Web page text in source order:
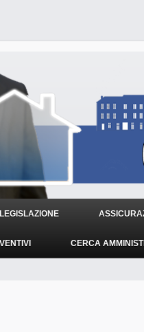
LEGISLAZIONE
CERCA